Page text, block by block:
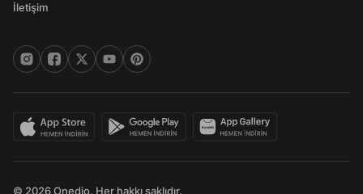
İletişim
© 2026 Onedio. Her hakkı saklıdır.